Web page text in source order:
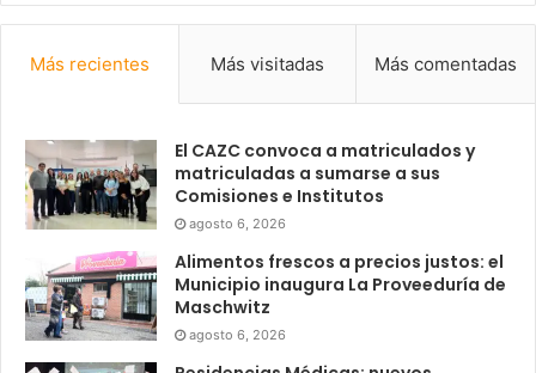
Más recientes Más visitadas Más comentadas
El CAZC convoca a matriculados y
matriculadas a sumarse a sus
Comisiones e Institutos
agosto 6, 2026
Alimentos frescos a precios justos: el
Municipio inaugura La Proveeduría de
Maschwitz
agosto 6, 2026